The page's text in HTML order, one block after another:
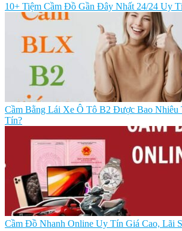
10+ Tiệm Cầm Đồ Gần Đây Nhất 24/24 Uy
Cầm Bằng Lái Xe Ô Tô B2 Được Bao Nhiêu
Tín?
Cầm Đồ Nhanh Online Uy Tín Giá Cao, Lãi